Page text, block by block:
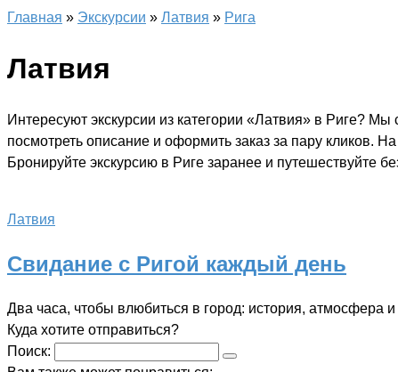
Главная » Экскурсии » Латвия » Рига
Латвия
Интересуют экскурсии из категории «Латвия» в Риге?
посмотреть описание и оформить заказ за пару кликов.
Бронируйте экскурсию в Риге заранее и путешествуйте
Латвия
Свидание с Ригой каждый день
Два часа, чтобы влюбиться в город: история, атмосфера
Куда хотите отправиться?
Поиск: